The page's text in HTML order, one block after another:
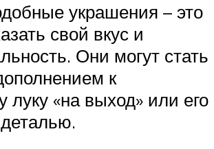
украшения – это
свой вкус и
Они могут стать
к
луку «на выход» или его